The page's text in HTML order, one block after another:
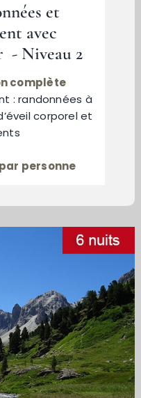
et
avec
- Niveau 2
complète
: randonnées à
corporel et
personne